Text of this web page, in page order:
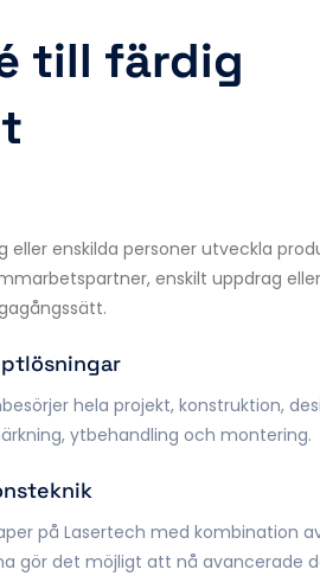
till färdig
eller enskilda personer utveckla
enskilt uppdrag
hela projekt, konstruktion,
ytbehandling och montering.
på Lasertech med kombination
gör det möjligt att nå avancerade